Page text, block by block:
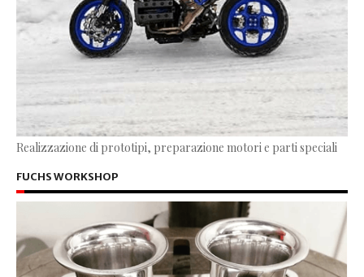
Realizzazione di prototipi, preparazione motori e parti speciali
FUCHS WORKSHOP